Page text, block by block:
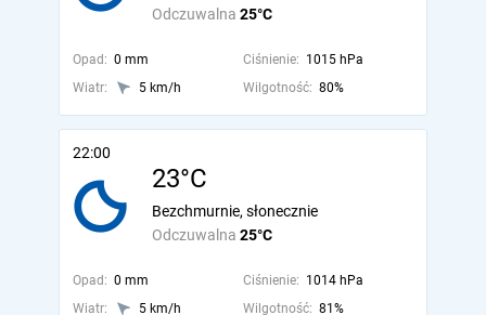
Odczuwalna 25°C
Opad: 0 mm Ciśnienie: 1015 hPa
Wiatr:
5 km/h Wilgotność: 80%
22:00
23°C
Odczuwalna 25°C
Bezchmurnie, słonecznie
Opad: 0 mm Ciśnienie: 1014 hPa
Wiatr:
5 km/h Wilgotność: 81%